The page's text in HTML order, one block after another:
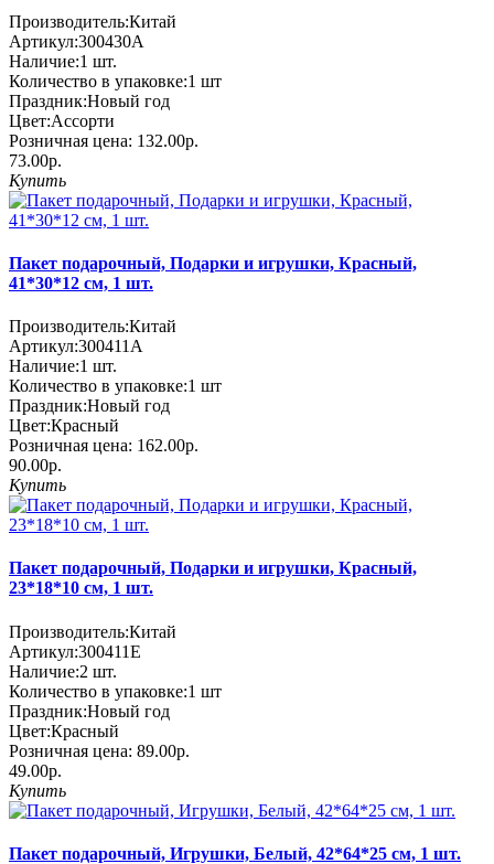
Производитель:Китай
Артикул:300430A
Наличие:1 шт.
Количество в упаковке:1 шт
Праздник:Новый год
Цвет:Ассорти
Розничная цена: 132.00р.
73.00р.
Купить
Пакет подарочный, Подарки и игрушки, Красный,
41*30*12 см, 1 шт.
Производитель:Китай
Артикул:300411A
Наличие:1 шт.
Количество в упаковке:1 шт
Праздник:Новый год
Цвет:Красный
Розничная цена: 162.00р.
90.00р.
Купить
Пакет подарочный, Подарки и игрушки, Красный,
23*18*10 см, 1 шт.
Производитель:Китай
Артикул:300411E
Наличие:2 шт.
Количество в упаковке:1 шт
Праздник:Новый год
Цвет:Красный
Розничная цена: 89.00р.
49.00р.
Купить
Пакет подарочный, Игрушки, Белый, 42*64*25 см, 1 шт.